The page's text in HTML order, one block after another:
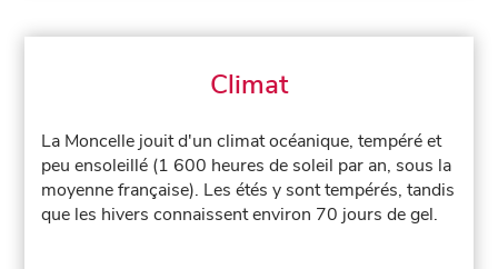
Climat
La Moncelle jouit d'un climat océanique, tempéré et
peu ensoleillé (1 600 heures de soleil par an, sous la
moyenne française). Les étés y sont tempérés, tandis
que les hivers connaissent environ 70 jours de gel.